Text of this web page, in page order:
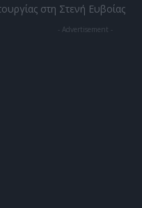
στη Στενή Ευβοίας
- Advertisement -